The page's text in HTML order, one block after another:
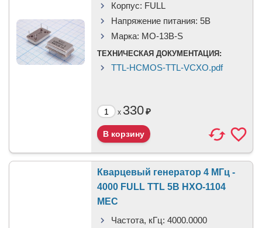
Корпус: FULL
Напряжение питания: 5В
Марка: MO-13B-S
ТЕХНИЧЕСКАЯ ДОКУМЕНТАЦИЯ:
TTL-HCMOS-TTL-VCXO.pdf
x 330₽
Кварцевый генератор 4 МГц -
4000 FULL TTL 5В HXO-1104
MEC
Частота, кГц: 4000.0000